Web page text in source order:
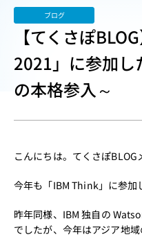
ブログ
【てくさぽ
2021」に参加し
の本格参入～
こんにちは。てくさぽBLOG
今年も「IBM Think」に参加
昨年同様、IBM 独自の
でしたが、今年はアジア地